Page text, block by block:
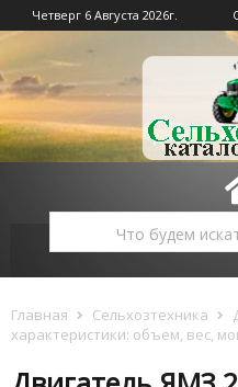
Четверг 6 Августа 2026г.
Главная Сельхозтехника
характеристики: объем, вес,